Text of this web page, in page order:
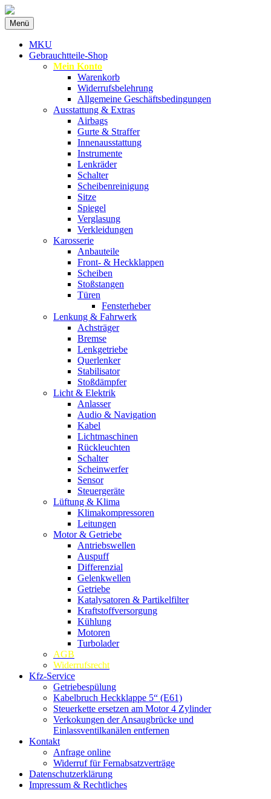
MKU Autoteile
Ersatzteile
Menü Zum
Inhalt
springen
MKU
Gebrauchtteile-Shop
Mein Konto
Warenkorb
Widerrufsbelehrung
Allgemeine Geschäftsbedingungen
Ausstattung & Extras
Airbags
Gurte & Straffer
Innenausstattung
Instrumente
Lenkräder
Schalter
Scheibenreinigung
Sitze
Spiegel
Verglasung
Verkleidungen
Karosserie
Anbauteile
Front- & Heckklappen
Scheiben
Stoßstangen
Türen
Fensterheber
Lenkung & Fahrwerk
Achsträger
Bremse
Lenkgetriebe
Querlenker
Stabilisator
Stoßdämpfer
Licht & Elektrik
Anlasser
Audio & Navigation
Kabel
Lichtmaschinen
Rückleuchten
Schalter
Scheinwerfer
Sensor
Steuergeräte
Lüftung & Klima
Klimakompressoren
Leitungen
Motor & Getriebe
Antriebswellen
Auspuff
Differenzial
Gelenkwellen
Getriebe
Katalysatoren & Partikelfilter
Kraftstoffversorgung
Kühlung
Motoren
Turbolader
AGB
Widerrufsrecht
Kfz-Service
Getriebespülung
Kabelbruch Heckklappe 5“ (E61)
Steuerkette ersetzen am Motor 4 Zylinder
Verkokungen der Ansaugbrücke und
Einlassventilkanälen entfernen
Kontakt
Anfrage online
Widerruf für Fernabsatzverträge
Datenschutzerklärung
Impressum & Rechtliches